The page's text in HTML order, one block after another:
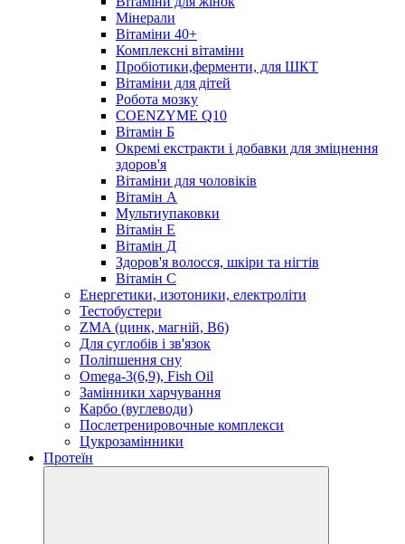
Мінерали
Вітаміни 40+
Комплексні вітаміни
Пробіотики,ферменти, для ШКТ
Вітаміни для дітей
Робота мозку
COENZYME Q10
Вітамін Б
Окремі екстракти і добавки для зміцнення
здоров'я
Вітаміни для чоловіків
Вітамін А
Мультиупаковки
Вітамін Е
Вітамін Д
Здоров'я волосся, шкіри та нігтів
Вітамін С
Енергетики, изотоники, електроліти
Тестобустери
ZMA (цинк, магній, В6)
Для суглобів і зв'язок
Поліпшення сну
Omega-3(6,9), Fish Oil
Замінники харчування
Карбо (вуглеводи)
Послетренировочные комплекси
Цукрозамінники
Протеїн